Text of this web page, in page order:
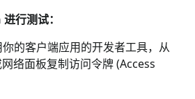
行测试：
的客户端应用的开发者工具，从
络面板复制访问令牌 (Access